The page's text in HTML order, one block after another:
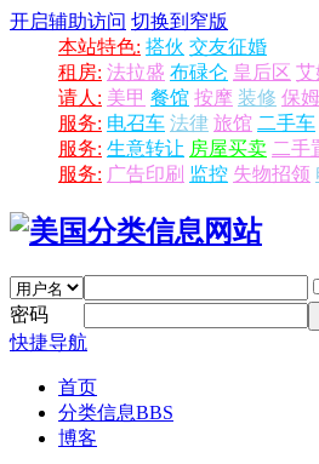
开启辅助访问 切换到窄版
本站特色: 搭伙 交友征婚
租房: 法拉盛 布碌仑 皇后区 艾
请人: 美甲 餐馆 按摩 装修 保姆
服务: 电召车 法律 旅馆 二手车
服务: 生意转让 房屋买卖 二手
服务: 广告印刷 监控 失物招领
密码
快捷导航
首页
分类信息BBS
博客